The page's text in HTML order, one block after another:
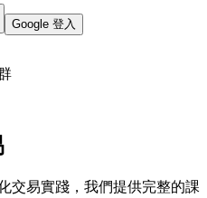
Google 登入
交易實踐，我們提供完整的課